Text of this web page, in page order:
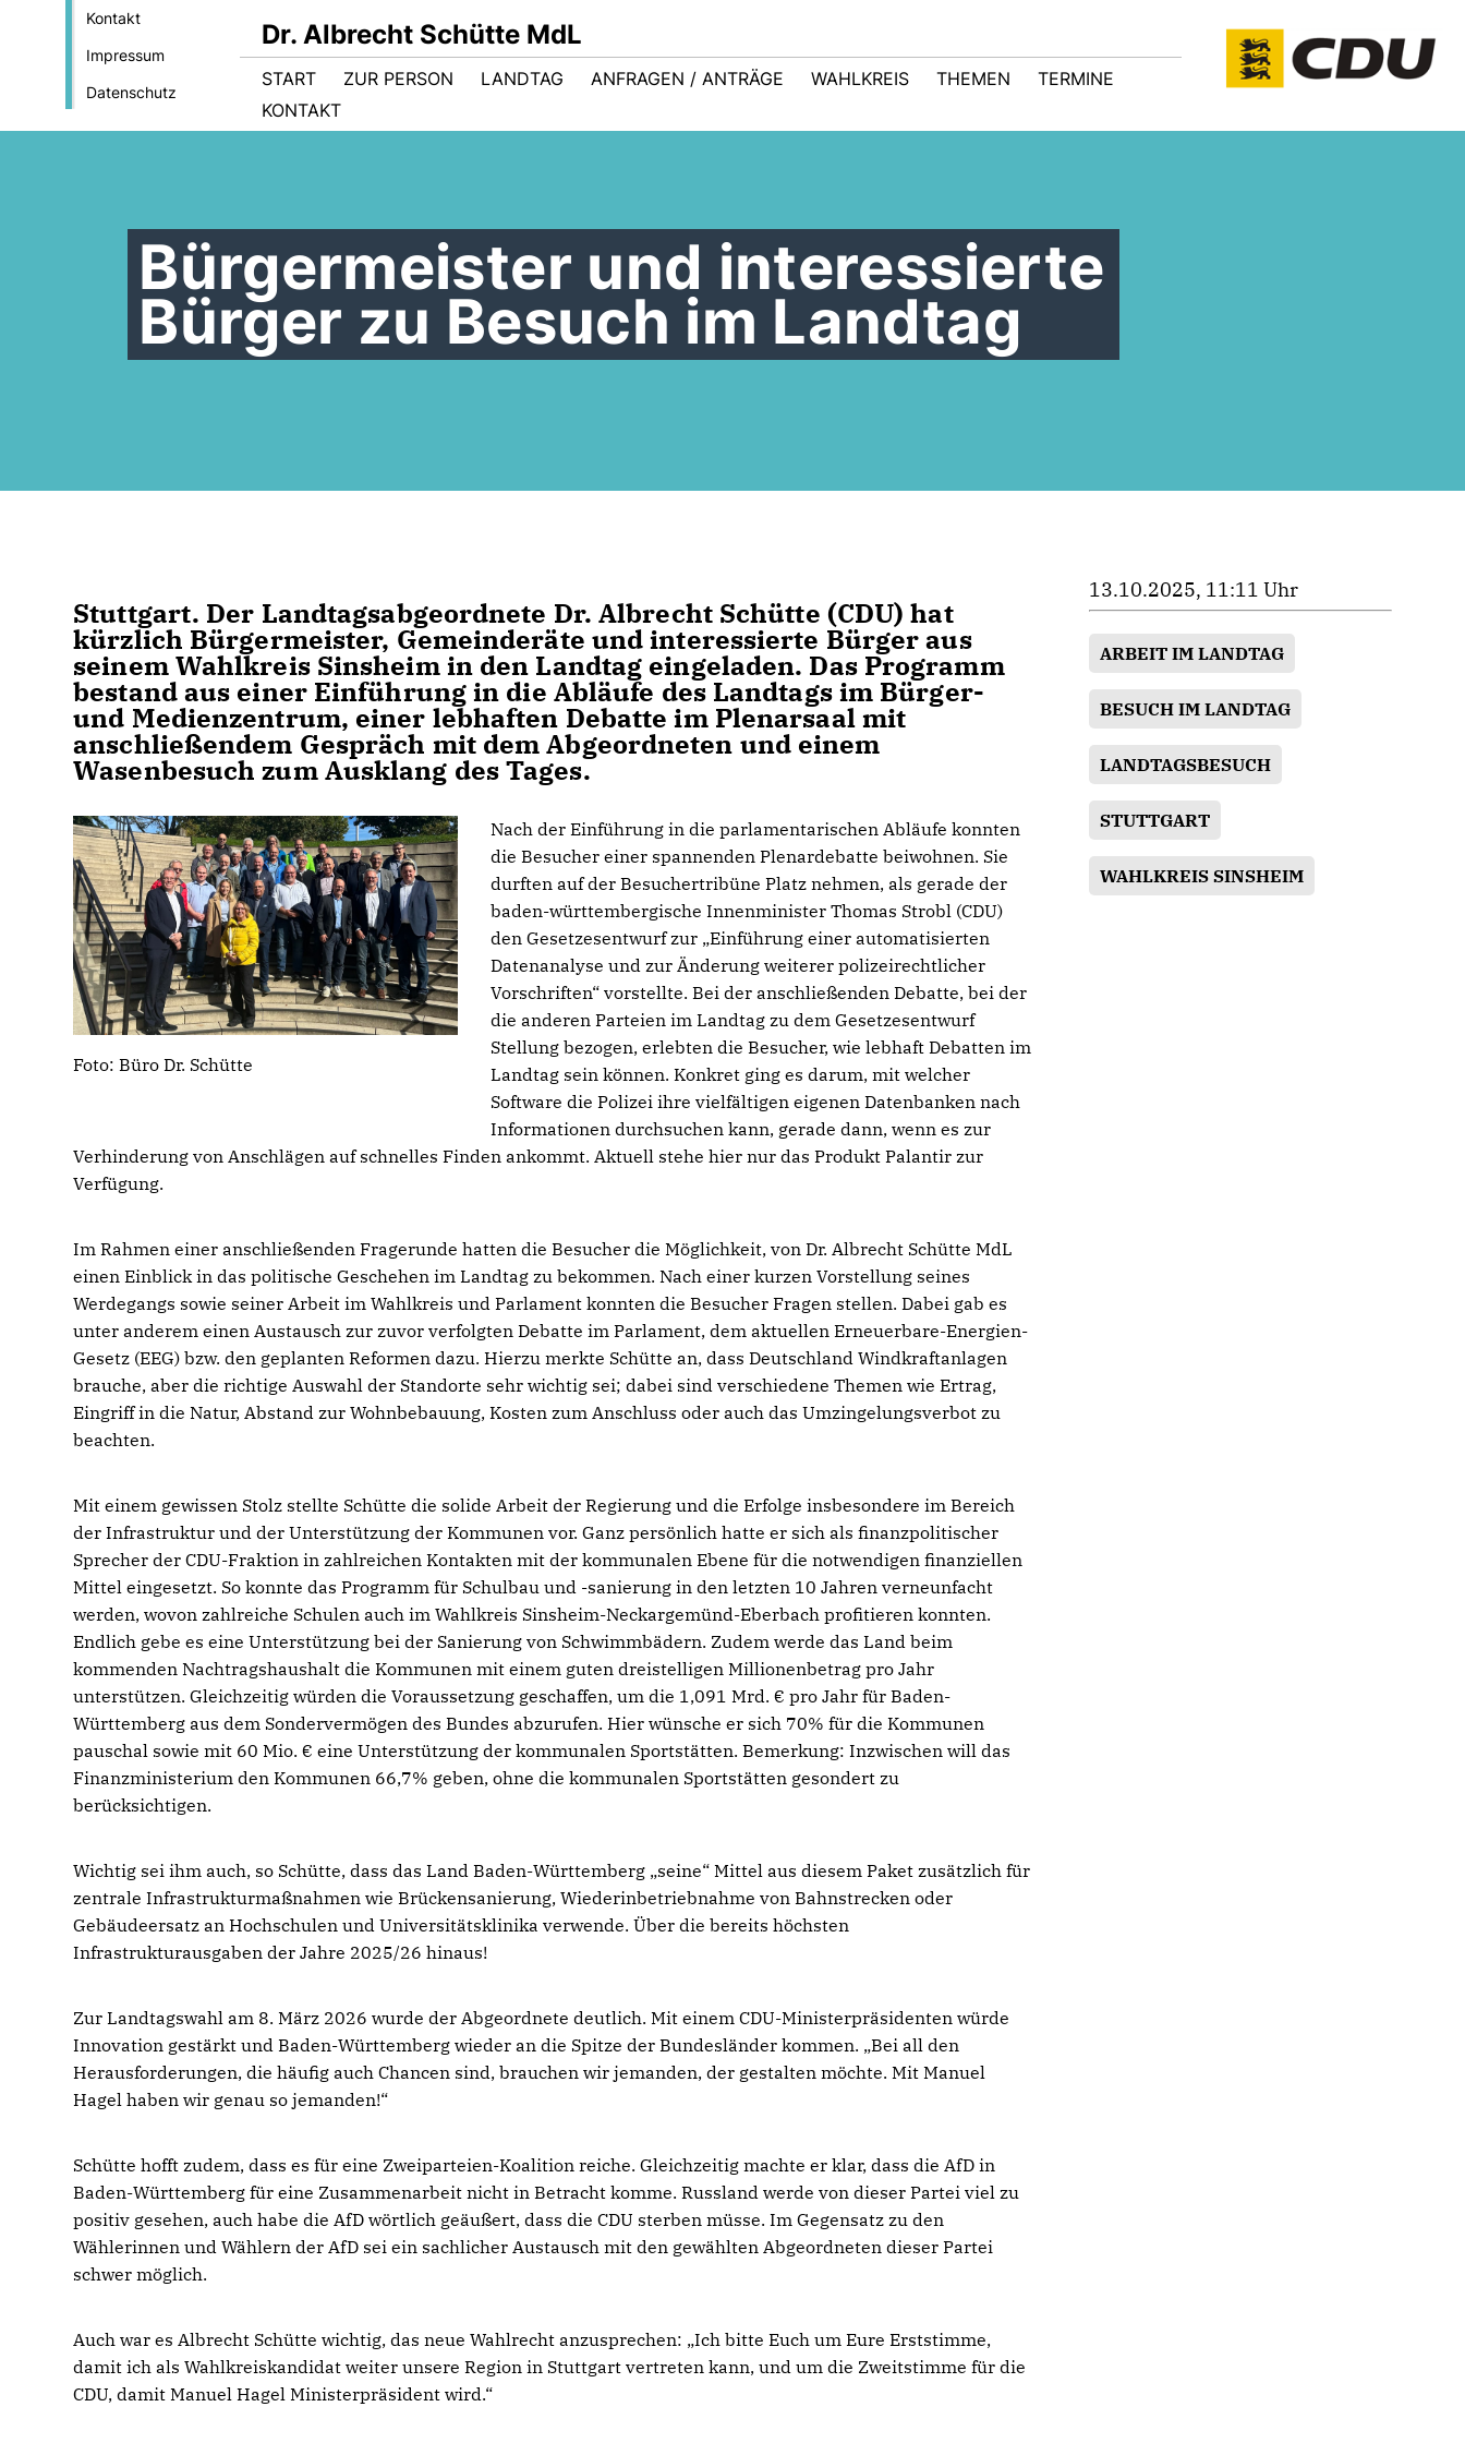
Kontakt
Impressum
Datenschutz
Dr. Albrecht Schütte MdL
START ZUR PERSON LANDTAG ANFRAGEN / ANTRÄGE WAHLKREIS THEMEN
TERMINE
KONTAKT
Bürgermeister und interessierte
Bürger zu Besuch im Landtag
Stuttgart. Der Landtagsabgeordnete Dr. Albrecht Schütte (CDU) hat
kürzlich Bürgermeister, Gemeinderäte und interessierte Bürger aus
seinem Wahlkreis Sinsheim in den Landtag eingeladen. Das Programm
bestand aus einer Einführung in die Abläufe des Landtags im Bürger-
und Medienzentrum, einer lebhaften Debatte im Plenarsaal mit
anschließendem Gespräch mit dem Abgeordneten und einem
Wasenbesuch zum Ausklang des Tages.
Foto: Büro Dr. Schütte
Nach der Einführung in die parlamentarischen Abläufe konnten
die Besucher einer spannenden Plenardebatte beiwohnen. Sie
durften auf der Besuchertribüne Platz nehmen, als gerade der
baden-württembergische Innenminister Thomas Strobl (CDU)
den Gesetzesentwurf zur „Einführung einer automatisierten
Datenanalyse und zur Änderung weiterer polizeirechtlicher
Vorschriften“ vorstellte. Bei der anschließenden Debatte, bei der
die anderen Parteien im Landtag zu dem Gesetzesentwurf
Stellung bezogen, erlebten die Besucher, wie lebhaft Debatten im
Landtag sein können. Konkret ging es darum, mit welcher
Software die Polizei ihre vielfältigen eigenen Datenbanken nach
Informationen durchsuchen kann, gerade dann, wenn es zur
Verhinderung von Anschlägen auf schnelles Finden ankommt. Aktuell stehe hier nur das Produkt Palantir zur
Verfügung.
Im Rahmen einer anschließenden Fragerunde hatten die Besucher die Möglichkeit, von Dr. Albrecht Schütte MdL
einen Einblick in das politische Geschehen im Landtag zu bekommen. Nach einer kurzen Vorstellung seines
Werdegangs sowie seiner Arbeit im Wahlkreis und Parlament konnten die Besucher Fragen stellen. Dabei gab es
unter anderem einen Austausch zur zuvor verfolgten Debatte im Parlament, dem aktuellen Erneuerbare-Energien-
Gesetz (EEG) bzw. den geplanten Reformen dazu. Hierzu merkte Schütte an, dass Deutschland Windkraftanlagen
brauche, aber die richtige Auswahl der Standorte sehr wichtig sei; dabei sind verschiedene Themen wie Ertrag,
Eingriff in die Natur, Abstand zur Wohnbebauung, Kosten zum Anschluss oder auch das Umzingelungsverbot zu
beachten.
Mit einem gewissen Stolz stellte Schütte die solide Arbeit der Regierung und die Erfolge insbesondere im Bereich
der Infrastruktur und der Unterstützung der Kommunen vor. Ganz persönlich hatte er sich als finanzpolitischer
Sprecher der CDU-Fraktion in zahlreichen Kontakten mit der kommunalen Ebene für die notwendigen finanziellen
Mittel eingesetzt. So konnte das Programm für Schulbau und -sanierung in den letzten 10 Jahren verneunfacht
werden, wovon zahlreiche Schulen auch im Wahlkreis Sinsheim-Neckargemünd-Eberbach profitieren konnten.
Endlich gebe es eine Unterstützung bei der Sanierung von Schwimmbädern. Zudem werde das Land beim
kommenden Nachtragshaushalt die Kommunen mit einem guten dreistelligen Millionenbetrag pro Jahr
unterstützen. Gleichzeitig würden die Voraussetzung geschaffen, um die 1,091 Mrd. € pro Jahr für Baden-
Württemberg aus dem Sondervermögen des Bundes abzurufen. Hier wünsche er sich 70% für die Kommunen
pauschal sowie mit 60 Mio. € eine Unterstützung der kommunalen Sportstätten. Bemerkung: Inzwischen will das
Finanzministerium den Kommunen 66,7% geben, ohne die kommunalen Sportstätten gesondert zu
berücksichtigen.
Wichtig sei ihm auch, so Schütte, dass das Land Baden-Württemberg „seine“ Mittel aus diesem Paket zusätzlich für
zentrale Infrastrukturmaßnahmen wie Brückensanierung, Wiederinbetriebnahme von Bahnstrecken oder
Gebäudeersatz an Hochschulen und Universitätsklinika verwende. Über die bereits höchsten
Infrastrukturausgaben der Jahre 2025/26 hinaus!
Zur Landtagswahl am 8. März 2026 wurde der Abgeordnete deutlich. Mit einem CDU-Ministerpräsidenten würde
Innovation gestärkt und Baden-Württemberg wieder an die Spitze der Bundesländer kommen. „Bei all den
Herausforderungen, die häufig auch Chancen sind, brauchen wir jemanden, der gestalten möchte. Mit Manuel
Hagel haben wir genau so jemanden!“
Schütte hofft zudem, dass es für eine Zweiparteien-Koalition reiche. Gleichzeitig machte er klar, dass die AfD in
Baden-Württemberg für eine Zusammenarbeit nicht in Betracht komme. Russland werde von dieser Partei viel zu
positiv gesehen, auch habe die AfD wörtlich geäußert, dass die CDU sterben müsse. Im Gegensatz zu den
Wählerinnen und Wählern der AfD sei ein sachlicher Austausch mit den gewählten Abgeordneten dieser Partei
schwer möglich.
Auch war es Albrecht Schütte wichtig, das neue Wahlrecht anzusprechen: „Ich bitte Euch um Eure Erststimme,
damit ich als Wahlkreiskandidat weiter unsere Region in Stuttgart vertreten kann, und um die Zweitstimme für die
CDU, damit Manuel Hagel Ministerpräsident wird.“
13.10.2025, 11:11 Uhr
ARBEIT IM LANDTAG
BESUCH IM LANDTAG
LANDTAGSBESUCH
STUTTGART
WAHLKREIS SINSHEIM